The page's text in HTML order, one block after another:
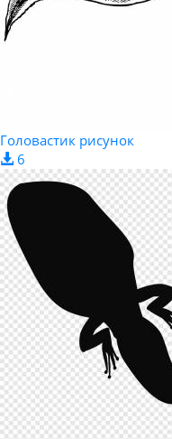
Головастик рисунок
6